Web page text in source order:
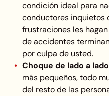
condición ideal para
conductores inquietos
frustraciones les
de accidentes
por culpa de usted.
Choque de lado a
más pequeños, todo
del resto de las